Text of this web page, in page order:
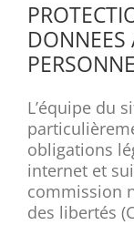
DONNEES
L’équipe du
obligations
internet et
commission
des libertés